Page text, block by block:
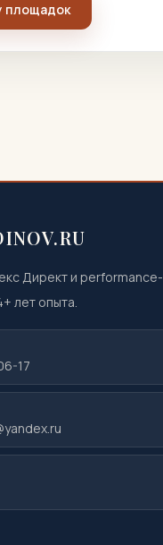
площадок
Директ и performance-
+ лет опыта.
17